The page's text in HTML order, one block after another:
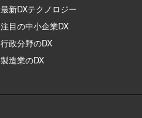
最新DXテクノロジー
注目の中小企業DX
行政分野のDX
製造業のDX